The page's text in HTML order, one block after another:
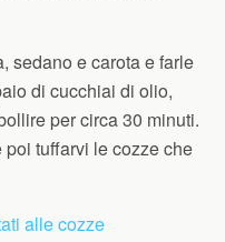
sedano e carota e farle
di cucchiai di olio,
per circa 30 minuti.
tuffarvi le cozze che